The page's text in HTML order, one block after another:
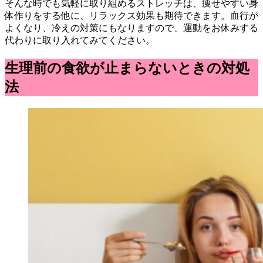
そんな時でも気軽に取り組めるストレッチは、痩せやすい身
体作りをする他に、リラックス効果も期待できます。血行が
よくなり、冷えの対策にもなりますので、運動をお休みする
代わりに取り入れてみてください。
生理前の食欲が止まらないときの対処
法